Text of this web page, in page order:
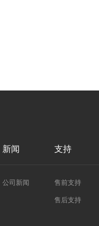
新闻
公司新闻
支持
售前支持
售后支持